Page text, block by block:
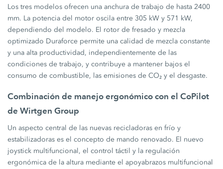
Los tres modelos ofrecen una anchura de trabajo de hasta 2400
mm. La potencia del motor oscila entre 305 kW y 571 kW,
dependiendo del modelo. El rotor de fresado y mezcla
optimizado Duraforce permite una calidad de mezcla constante
y una alta productividad, independientemente de las
condiciones de trabajo, y contribuye a mantener bajos el
consumo de combustible, las emisiones de CO₂ y el desgaste.
Combinación de manejo ergonómico con el CoPilot
de Wirtgen Group
Un aspecto central de las nuevas recicladoras en frío y
estabilizadoras es el concepto de mando renovado. El nuevo
joystick multifuncional, el control táctil y la regulación
ergonómica de la altura mediante el apoyabrazos multifuncional